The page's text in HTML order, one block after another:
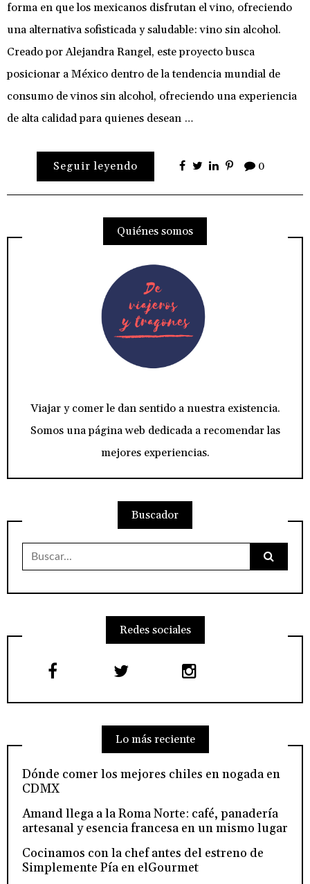
forma en que los mexicanos disfrutan el vino, ofreciendo
una alternativa sofisticada y saludable: vino sin alcohol.
Creado por Alejandra Rangel, este proyecto busca
posicionar a México dentro de la tendencia mundial de
consumo de vinos sin alcohol, ofreciendo una experiencia
de alta calidad para quienes desean …
Seguir leyendo 0
Quiénes somos
Viajar y comer le dan sentido a nuestra existencia.
Somos una página web dedicada a recomendar las
mejores experiencias.
Buscador
Redes sociales
Lo más reciente
Dónde comer los mejores chiles en nogada en
CDMX
Amand llega a la Roma Norte: café, panadería
artesanal y esencia francesa en un mismo lugar
Cocinamos con la chef antes del estreno de
Simplemente Pía en elGourmet